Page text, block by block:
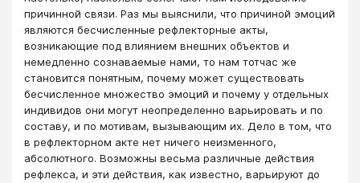
причинной связи. Раз мы выяснили, что причиной эмоций
являются бесчисленные рефлекторные акты,
возникающие под влиянием внешних объектов и
немедленно сознаваемые нами, то нам тотчас же
становится понятным, почему может существовать
бесчисленное множество эмоций и почему у отдельных
индивидов они могут неопределенно варьировать и по
составу, и по мотивам, вызывающим их. Дело в том, что
в рефлекторном акте нет ничего неизменного,
абсолютного. Возможны весьма различные действия
рефлекса, и эти действия, как известно, варьируют до